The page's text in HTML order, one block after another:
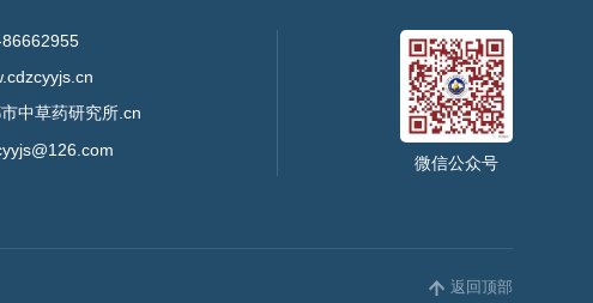
中草药研究所.cn
微信公众号
返回顶部